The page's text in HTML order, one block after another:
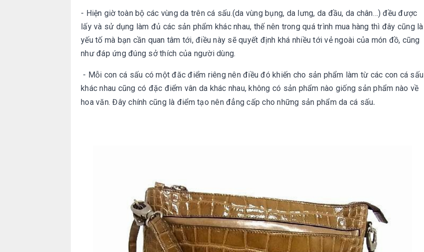
- Hiện giờ toàn bộ các vùng da trên cá sấu.(da vùng bụng, da lưng, da đầu, da chân…) đều được
lấy và sử dụng làm đủ các sản phẩm khác nhau, thế nên trong quá trình mua hàng thì đây cũng là
yếu tố mà bạn cần quan tâm tới, điều này sẽ quyết định khá nhiều tới vẻ ngoài của món đồ, cũng
như đáp ứng đúng sở thích của người dùng.
- Mỗi con cá sấu có một đăc điểm riêng nên điều đó khiến cho sản phẩm làm từ các con cá sấu
khác nhau cũng có đặc điểm vân da khác nhau, không có sản phẩm nào giống sản phẩm nào về
hoa văn. Đây chính cũng là điểm tạo nên đẳng cấp cho những sản phẩm da cá sấu.